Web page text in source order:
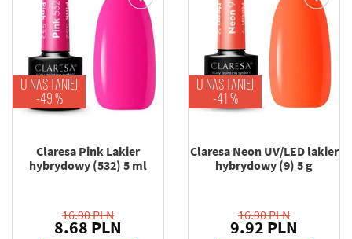
U NAS TANIEJ
-49 %
Claresa Pink Lakier
hybrydowy (532) 5 ml
16.90 PLN
8.68 PLN
U NAS TANIEJ
-41 %
Claresa Neon UV/LED lakier
hybrydowy (9) 5 g
16.90 PLN
9.92 PLN